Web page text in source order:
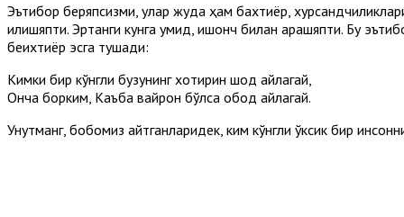
Эътибор беряпсизми, улар жуда ҳам бахтиёр,
қилишяпти. Эртанги кунга умид, ишонч билан қарашяпти. Бу
беихтиёр эсга тушади:
Кимки бир кўнгли бузуқнинг хотирин шод айлагай,
Онча борким, Каъба вайрон бўлса обод айлагай.
Унутманг, бобомиз айтганларидек, ким кўнгли ўксик бир